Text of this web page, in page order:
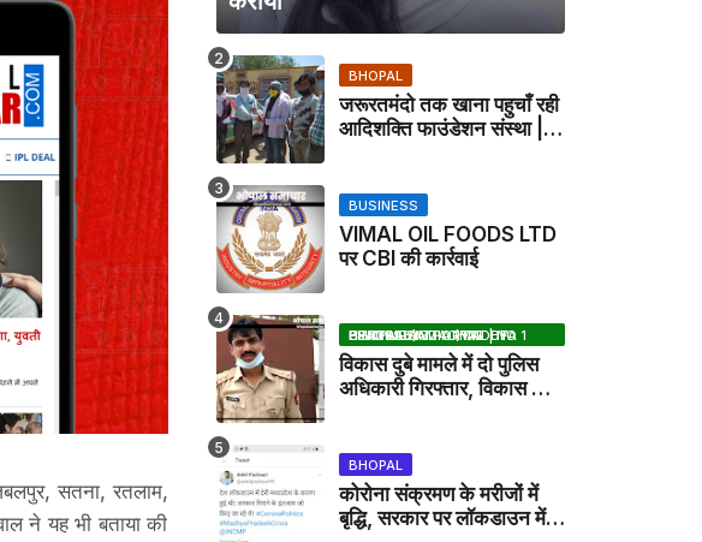
सतना, रतलाम,
ने यह भी बताया की
BHOPAL
जरूरतमंदो तक खाना पहुचाँ रही
आदिशक्ति फाउंडेशन संस्था |
BUSINESS
VIMAL OIL FOODS LTD
पर CBI की कार्रवाई
BHOPAL SAMACHAR | NO 1 HINDI NEWS PORTAL OF CENTRAL INDIA (MADHYA PRADESH)
विकास दुबे मामले में दो पुलिस
अधिकारी गिरफ्तार, विकास की
BHOPAL
कोरोना संक्रमण के मरीजों में
बृद्धि, सरकार पर लॉकडाउन में